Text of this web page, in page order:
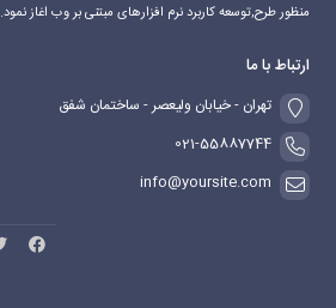
منظور طرح,توسعه کاربرد نرم افزارهای مبتنی بر وب اغاز نمود.
ارتباط با ما
تهران - خیابان ولیعصر - ساختمان شفق
021-55887744
info@yoursite.com